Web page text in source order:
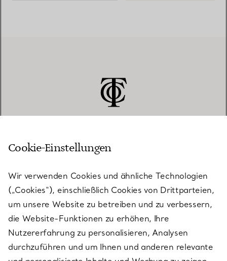
KUNDENSERVICE
SERVICES
ÜBER TIFFANY & CO.
Cookie-Einstellungen
Wir verwenden Cookies und ähnliche Technologien
(„Cookies“), einschließlich Cookies von Drittparteien,
um unsere Website zu betreiben und zu verbessern,
die Website-Funktionen zu erhöhen, Ihre
Nutzererfahrung zu personalisieren, Analysen
durchzuführen und um Ihnen und anderen relevante